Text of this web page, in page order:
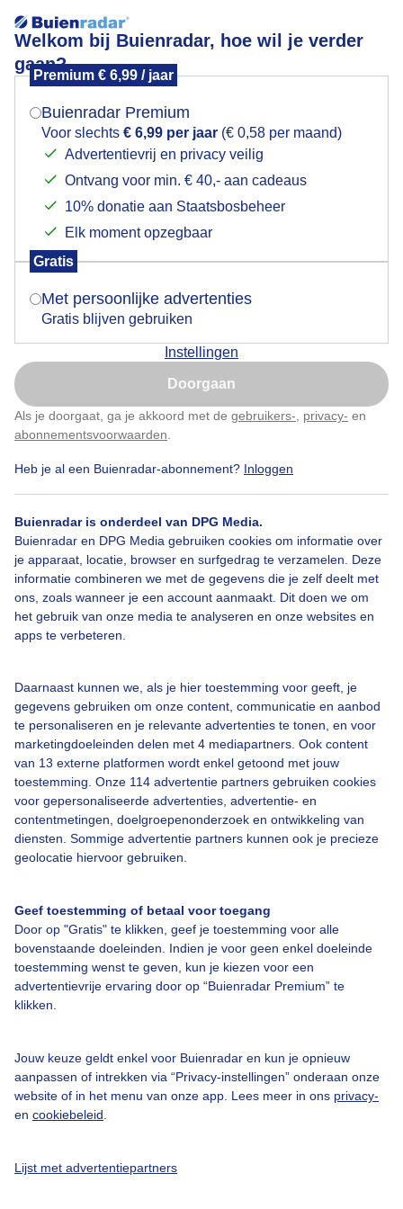
Welkom bij Buienradar, hoe wil je verder
gaan?
Premium € 6,99 / jaar
Buienradar Premium
Voor slechts € 6,99 per jaar (€ 0,58 per maand)
Advertentievrij en privacy veilig
Ontvang voor min. € 40,- aan cadeaus
10% donatie aan Staatsbosbeheer
Elk moment opzegbaar
Gratis
Met persoonlijke advertenties
Gratis blijven gebruiken
Instellingen
Doorgaan
Als je doorgaat, ga je akkoord met de gebruikers- privacy- en
abonnementsvoorwaarden
Heb je al een Buienradar-abonnement? Inloggen
Buienradar is onderdeel van DPG Media.
Buienradar en DPG Media gebruiken cookies om informatie over
je apparaat, locatie, browser en surfgedrag te verzamelen. Deze
informatie combineren we met de gegevens die je zelf deelt met
ons, zoals wanneer je een account aanmaakt. Dit doen we om
het gebruik van onze media te analyseren en onze websites en
apps te verbeteren.
Daarnaast kunnen we, als je hier toestemming voor geeft, je
gegevens gebruiken om onze content, communicatie en aanbod
te personaliseren en je relevante advertenties te tonen, en voor
marketingdoeleinden delen met 4 mediapartners. Ook content
van 13 externe platformen wordt enkel getoond met jouw
toestemming. Onze 114 advertentie partners gebruiken cookies
voor gepersonaliseerde advertenties, advertentie- en
contentmetingen, doelgroepenonderzoek en ontwikkeling van
diensten. Sommige advertentie partners kunnen ook je precieze
geolocatie hiervoor gebruiken.
Geef toestemming of betaal voor toegang
Door op "Gratis" te klikken, geef je toestemming voor alle
bovenstaande doeleinden. Indien je voor geen enkel doeleinde
toestemming wenst te geven, kun je kiezen voor een
advertentievrije ervaring door op “Buienradar Premium” te
klikken.
Jouw keuze geldt enkel voor Buienradar en kun je opnieuw
aanpassen of intrekken via “Privacy-instellingen” onderaan onze
website of in het menu van onze app. Lees meer in ons privacy-
en cookiebeleid
Lijst met advertentiepartners
Leerdam 14-6-2026.
Door: Fas Vermeulen
Bekijk slideshow
Over Buienradar
Bedrijfsgegevens
Veelgestelde vragen
Toegankelijkheid
Gebruikersvoorwaarden
Adverteren
Cookie beleid
Privacy instellingen
Mogen we je locatie gebruiken voor het
Indien je hier nog geen akkoord op hebt gegeven,
verschijnt er zo een pop-up uit je browser waarin
Is goed, toon de popup
Nu niet, misschien later
Klik hierom dit aan te passen